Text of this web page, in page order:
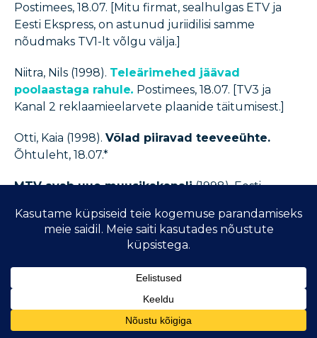
Postimees, 18.07. [Mitu firmat, sealhulgas ETV ja
Eesti Ekspress, on astunud juriidilisi samme
nõudmaks TV1-lt võlgu välja.]
Niitra, Nils (1998). Teleärimehed jäävad
poolaastaga rahule. Postimees, 18.07. [TV3 ja
Kanal 2 reklaamieelarvete plaanide täitumisest.]
Otti, Kaia (1998). Võlad piiravad teeveeühte.
Õhtuleht, 18.07.*
MTV avab uue muusikakanali(1998). Eesti
M2.]
Sookruus, Peeter (1998).Euronõuded järgivad
televaataja huve.Eesti Päevaleht, 20.07.
[Vastuseks Tõnis Konsi arvamusele EPL 16.07:
“eurosotsialistlikku ülereguleerimist” ei kuma
kusagilt ning eelnõu vaid fikseerib reeglid, mis